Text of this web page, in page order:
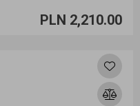
PLN 2,210.00